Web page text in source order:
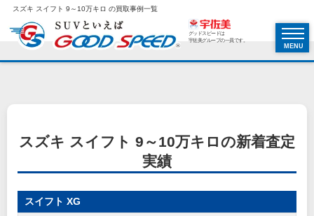
スズキ スイフト 9～10万キロ の買取事例一覧
グッドスピードは
宇佐美グループの一員です。
MENU
スズキ スイフト 9～10万キロの新着査定
実績
スイフト XG